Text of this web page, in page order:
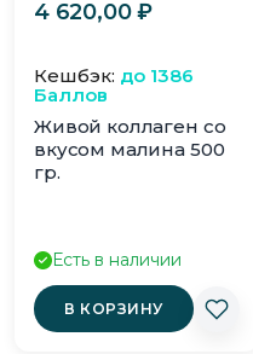
4 620,00₽
Кешбэк: до 1386
Баллов
Живой коллаген со
вкусом малина 500
гр.
Есть в наличии
В КОРЗИНУ